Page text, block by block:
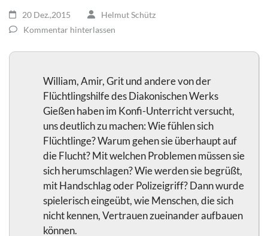
20 Dez.,2015
Helmut Schütz
Kommentar hinterlassen
William, Amir, Grit und andere von der
Flüchtlingshilfe des Diakonischen Werks
Gießen haben im Konfi-Unterricht versucht,
uns deutlich zu machen: Wie fühlen sich
Flüchtlinge? Warum gehen sie überhaupt auf
die Flucht? Mit welchen Problemen müssen sie
sich herumschlagen? Wie werden sie begrüßt,
mit Handschlag oder Polizeigriff? Dann wurde
spielerisch eingeübt, wie Menschen, die sich
nicht kennen, Vertrauen zueinander aufbauen
können.